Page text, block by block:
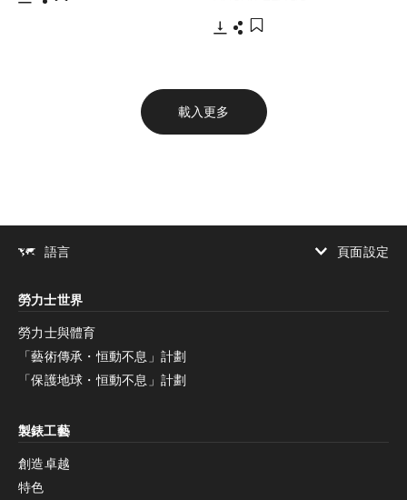
載入更多
語言
頁面設定
增加對比度
停用
減少動畫
減少動畫
停用
勞力士世界
勞力士與體育
「藝術傳承・恒動不息」計劃
「保護地球・恒動不息」計劃
製錶工藝
創造卓越
特色